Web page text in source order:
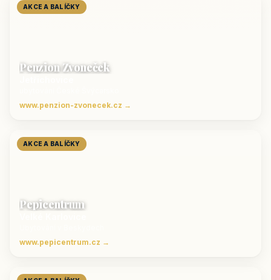
AKCE A BALÍČKY
Penzion Zvoneček
www.penzion-zvonecek.cz →
AKCE A BALÍČKY
Pepicentrum
www.pepicentrum.cz →